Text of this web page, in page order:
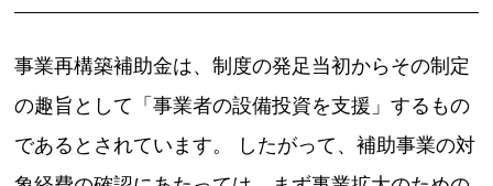
事業再構築補助金は、制度の発足当初からその制定
の趣旨として「事業者の設備投資を支援」するもの
であるとされています。 したがって、補助事業の対